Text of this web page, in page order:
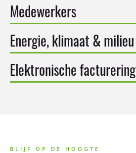
Medewerkers
Energie, klimaat & milieu
Elektronische facturering
BLIJF OP DE HOOGTE